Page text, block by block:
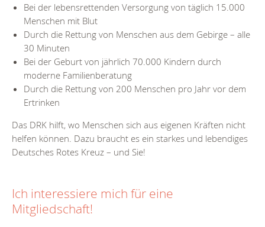
Bei der lebensrettenden Versorgung von täglich 15.000
Menschen mit Blut
Durch die Rettung von Menschen aus dem Gebirge – alle
30 Minuten
Bei der Geburt von jährlich 70.000 Kindern durch
moderne Familienberatung
Durch die Rettung von 200 Menschen pro Jahr vor dem
Ertrinken
Das DRK hilft, wo Menschen sich aus eigenen Kräften nicht
helfen können. Dazu braucht es ein starkes und lebendiges
Deutsches Rotes Kreuz – und Sie!
Ich interessiere mich für eine
Mitgliedschaft!